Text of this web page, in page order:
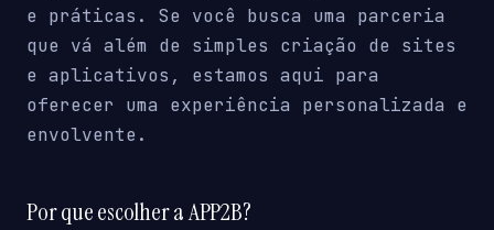
e práticas. Se você busca uma parceria
que vá além de simples criação de sites
e aplicativos, estamos aqui para
oferecer uma experiência personalizada e
envolvente.
Por que escolher a APP2B?